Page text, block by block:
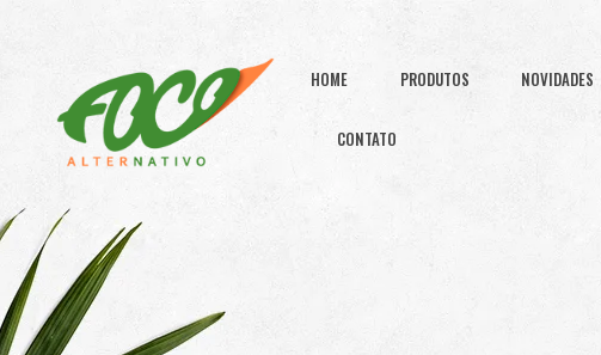
HOME PRODUTOS NOVIDADES
CONTATO